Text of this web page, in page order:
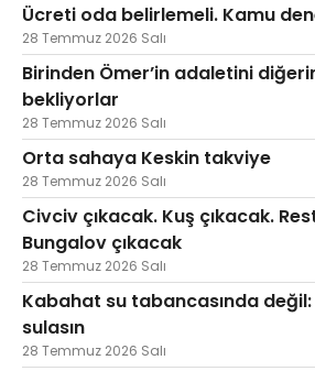
Ücreti oda belirlemeli. Kamu
28 Temmuz 2026 Salı
Birinden Ömer’in adaletini
bekliyorlar
28 Temmuz 2026 Salı
Orta sahaya Keskin takviye
28 Temmuz 2026 Salı
Civciv çıkacak. Kuş çıkacak.
Bungalov çıkacak
28 Temmuz 2026 Salı
Kabahat su tabancasında değil:
sulasın
28 Temmuz 2026 Salı